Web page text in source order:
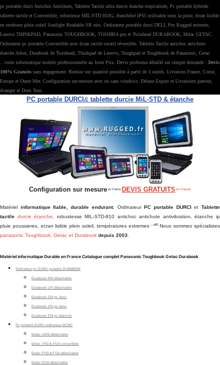
pc portable durci Antichoc Antichute, Tablette Tactile ultra durcie étanche tropicalisée, Pc portable hybride
tablette tactile et Convertible, robustesse MIL-STD 810G, étanchéité iP65 utilisable sous la pluie, écran lisible
en extérieur plein soleil Sunlight Readable SR nits. Ordinateur portable durci DELL Pro Rugged extreme,
Lenovo THINKPAD, Panasonic TOUGHBOOK, TOSHIBA pro et Twinhead DURABOOK, Mitac GETAC.
Ordinateur pc portable Convertible avec écran tactile rotatif réversible. Tablette Tactile antichoc antichute
étanche Arbor, Durabook de Twinhead, Thinkpad de Lenovo, Toughpad et Toughbook de Panasonic, Getac
...votre informatique mobile professionnelle au Juste Prix. Devis proforma détaillé sur simple demande : Devis
100% Gratuits sans engagement. Remise sur quantité possible à partir de 2 unités. Livraison France, Corse,
Europe et Outre Mer. Configuration sur-mesure avec ou sans windows. Détaxe Export et Livraisons partout,
étranger et Dom Tom.
PC portable DURCI & tablette durcie MiL-STD & étanche
Configuration sur mesure en France DEVIS GRATUITS en Français
Matériel informatique fiable, durable endurant. OrdinateurPC portable DURCIet Tablette
tactile durcie étanche
, robustesse MIL-STD-810 antichoc antichute antivibration, étanche ip
pluie poussieres, ecran lisible plein soleil, températures extremes ...etcNous sommes spécialistes
panasonic Toughbook, Getac et Durabook depuis 2003
Matériel informatique Durable en France Catalogue complet Panasonic Toughbook Getac Durabook
Ordinateur pc DURCI portable DURABOOK
Durabook R10 détachable
Durabook U11 détachable
Durabook S14 pc durci
Durabook S15 pc durci
Durabook Z14 pc étanche
Pc portable DURCI ordinateur GETAC
Getac UX10 détachable
Getac V110 & V120 convertible
Getac F110 & F120 détachable
Getac K120 détachable